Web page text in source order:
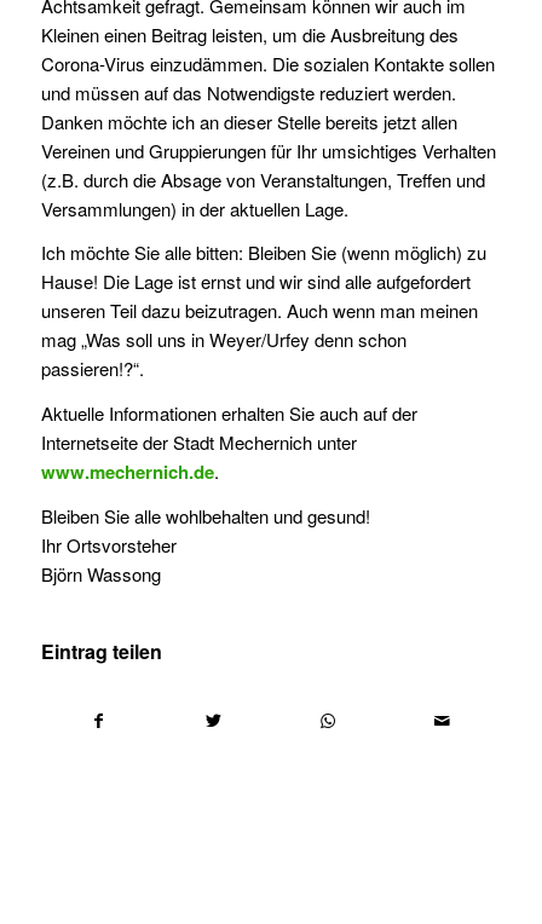
Kleinen einen Beitrag leisten, um die Ausbreitung des
Corona-Virus einzudämmen. Die sozialen Kontakte sollen
und müssen auf das Notwendigste reduziert werden.
Danken möchte ich an dieser Stelle bereits jetzt allen
Vereinen und Gruppierungen für Ihr umsichtiges Verhalten
(z.B. durch die Absage von Veranstaltungen, Treffen und
Versammlungen) in der aktuellen Lage.
Ich möchte Sie alle bitten: Bleiben Sie (wenn möglich) zu
Hause! Die Lage ist ernst und wir sind alle aufgefordert
unseren Teil dazu beizutragen. Auch wenn man meinen
mag „Was soll uns in Weyer/Urfey denn schon
passieren!?“.
Aktuelle Informationen erhalten Sie auch auf der
Internetseite der Stadt Mechernich unter
www.mechernich.de.
Bleiben Sie alle wohlbehalten und gesund!
Ihr Ortsvorsteher
Björn Wassong
Eintrag teilen